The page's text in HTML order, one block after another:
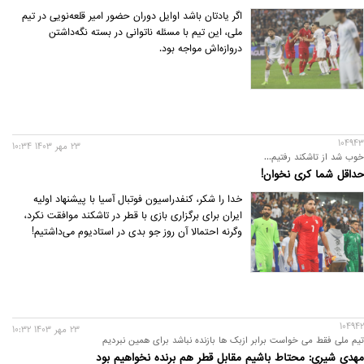
اگر یادتان باشد اوایل دوران حضور امیر قلعه‌نویی در تیم
ملی، این تیم با مسئله ناتوانی در بسته نگه‌داشتن
دروازه‌اش مواجه بود.
104943
خوب شد از تاشکند رفتیم...
حداقل شما کری نخوان!
23 مهر 1403 10:34
خدا را شکر، کنفدراسیون فوتبال آسیا با پیشنهاد اولیه
ایران برای برگزاری بازی با قطر در تاشکند موافقت نکرد،
وگرنه احتمالا آن روز جو بدی در استادیوم می‌داشتیم!
104942
تیم ملی فقط می خواست برابر ازبک ها بازنده نباشد برای همین نبردیم
مهدی شیری: محتاط باشیم مقابل قطر هم برنده نخواهیم بود
23 مهر 1403 10:32